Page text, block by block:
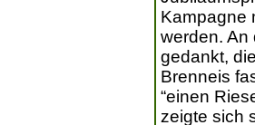
Kampagne
werden. An
gedankt,
Brenneis
“einen
zeigte sich